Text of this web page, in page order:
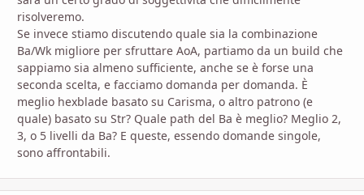
risolveremo.
Se invece stiamo discutendo quale sia la combinazione
Ba/Wk migliore per sfruttare AoA, partiamo da un build che
sappiamo sia almeno sufficiente, anche se è forse una
seconda scelta, e facciamo domanda per domanda. È
meglio hexblade basato su Carisma, o altro patrono (e
quale) basato su Str? Quale path del Ba è meglio? Meglio 2,
3, o 5 livelli da Ba? E queste, essendo domande singole,
sono affrontabili.